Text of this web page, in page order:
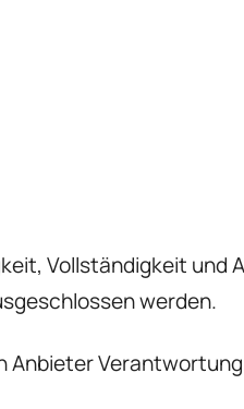
Vollständigkeit und
werden.
Anbieter